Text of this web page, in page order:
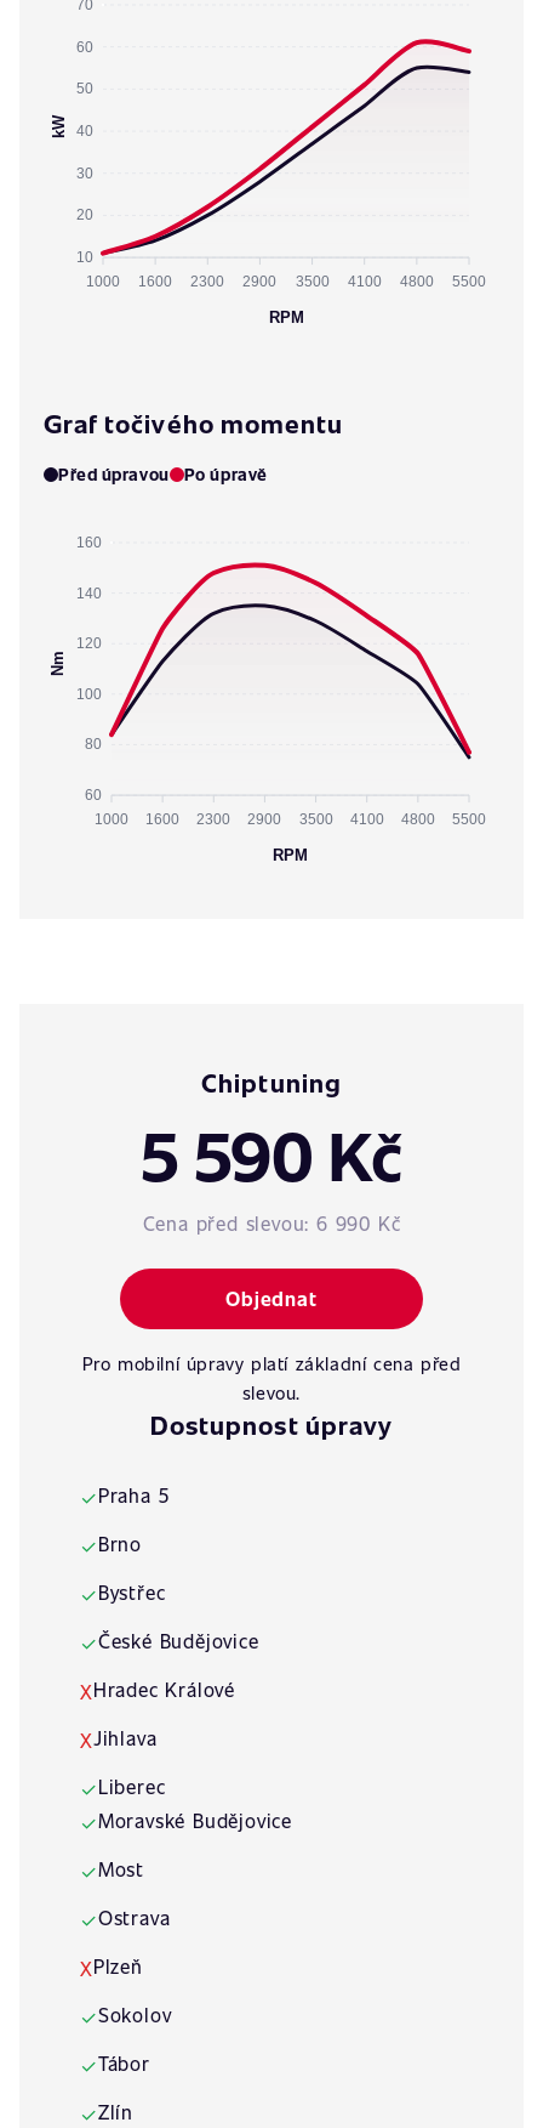
70
60
50
40
30
20
10
kW
1000 1600 2300 2900 3500 4100 4800 5500
RPM
Graf točivého momentu
Před úpravou Po úpravě
160
140
120
100
80
60
Nm
1000 1600 2300 2900 3500 4100 4800 5500
RPM
Chiptuning
5 590 Kč
Cena před slevou: 6 990 Kč
Objednat
Pro mobilní úpravy platí základní cena před
slevou.
Dostupnost úpravy
✓Praha 5
✓Brno
✓Bystřec
✓České Budějovice
XHradec Králové
XJihlava
✓Liberec
✓Moravské Budějovice
✓Most
✓Ostrava
XPlzeň
✓Sokolov
✓Tábor
✓Zlín